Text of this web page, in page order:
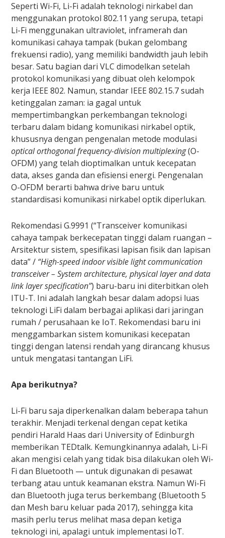
Seperti Wi-Fi, Li-Fi adalah teknologi nirkabel dan
menggunakan protokol 802.11 yang serupa, tetapi
Li-Fi menggunakan ultraviolet, inframerah dan
komunikasi cahaya tampak (bukan gelombang
frekuensi radio), yang memiliki bandwidth jauh lebih
besar. Satu bagian dari VLC dimodelkan setelah
protokol komunikasi yang dibuat oleh kelompok
kerja IEEE 802. Namun, standar IEEE 802.15.7 sudah
ketinggalan zaman: ia gagal untuk
mempertimbangkan perkembangan teknologi
terbaru dalam bidang komunikasi nirkabel optik,
khususnya dengan pengenalan metode modulasi
opticalorthogonal frequency-division multiplexing(O-
OFDM) yang telah dioptimalkan untuk kecepatan
data, akses ganda dan efisiensi energi. Pengenalan
O-OFDM berarti bahwa drive baru untuk
standardisasi komunikasi nirkabel optik diperlukan.
Rekomendasi G.9991 (“Transceiver komunikasi
cahaya tampak berkecepatan tinggi dalam ruangan –
Arsitektur sistem, spesifikasi lapisan fisik dan lapisan
data” / “High-speed indoor visible light communication
transceiver – System architecture, physical layer and data
link layer specification”) baru-baru ini diterbitkan oleh
ITU-T. Ini adalah langkah besar dalam adopsi luas
teknologi LiFi dalam berbagai aplikasi dari jaringan
rumah / perusahaan ke IoT. Rekomendasi baru ini
menggambarkan sistem komunikasi kecepatan
tinggi dengan latensi rendah yang dirancang khusus
untuk mengatasi tantangan LiFi.
Apa berikutnya?
Li-Fi baru saja diperkenalkan dalam beberapa tahun
terakhir. Menjadi terkenal dengan cepat ketika
pendiri Harald Haas dari University of Edinburgh
memberikan TEDtalk. Kemungkinannya adalah, Li-Fi
akan mengisi celah yang tidak bisa dilakukan oleh Wi-
Fi dan Bluetooth — untuk digunakan di pesawat
terbang atau untuk keamanan ekstra. Namun Wi-Fi
dan Bluetooth juga terus berkembang (Bluetooth 5
dan Mesh baru keluar pada 2017), sehingga kita
masih perlu terus melihat masa depan ketiga
teknologi ini, apalagi untuk implementasi IoT.